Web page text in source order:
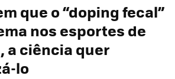
que o “doping fecal”
nos esportes de
a ciência quer
lo